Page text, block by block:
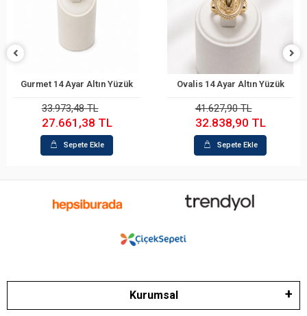
Sepete Ekle
14 Ayar Altın Yüzük
33.973,48 TL
27.661,38 TL
Sepete Ekle
Sepete Ekle
Ovalis 14 Ayar Altın Yüzük
41.627,90 TL
32.838,90 TL
Sepete Ekle
Kurumsal